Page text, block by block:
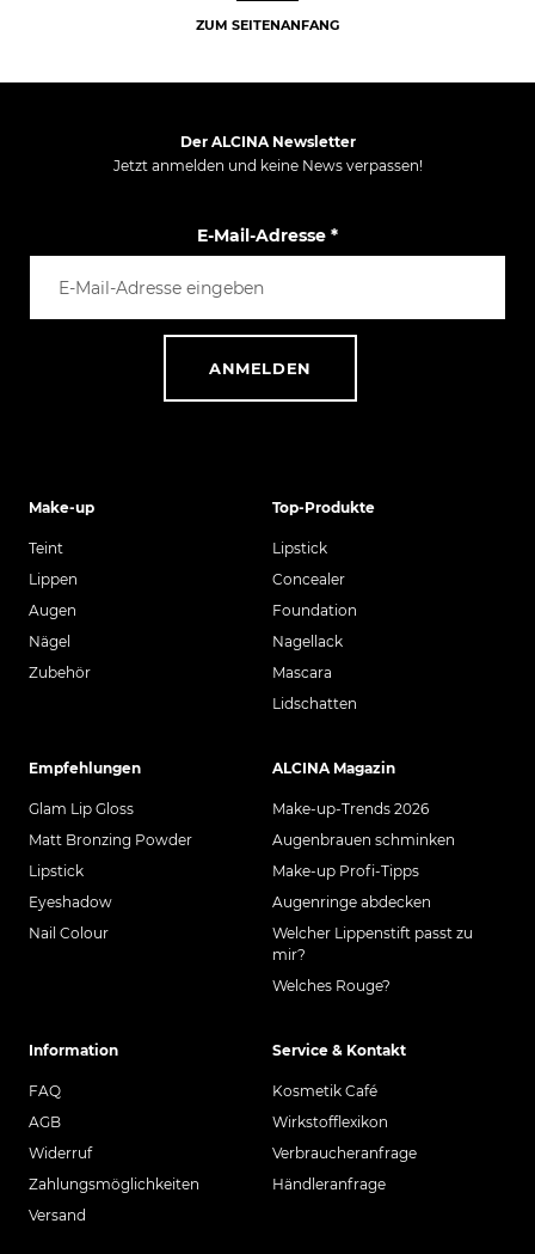
ZUM SEITENANFANG
Der ALCINA Newsletter
Jetzt anmelden und keine News verpassen!
E-Mail-Adresse *
ANMELDEN
Make-up
Teint
Lippen
Augen
Nägel
Zubehör
Top-Produkte
Lipstick
Concealer
Foundation
Nagellack
Mascara
Lidschatten
Empfehlungen
Glam Lip Gloss
Matt Bronzing Powder
Lipstick
Eyeshadow
Nail Colour
ALCINA Magazin
Make-up-Trends 2026
Augenbrauen schminken
Make-up Profi-Tipps
Augenringe abdecken
Welcher Lippenstift passt zu
mir?
Welches Rouge?
Information
FAQ
AGB
Widerruf
Zahlungsmöglichkeiten
Versand
Service & Kontakt
Kosmetik Café
Wirkstofflexikon
Verbraucheranfrage
Händleranfrage